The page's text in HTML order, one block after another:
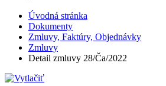
Úvodná stránka
Dokumenty
Zmluvy, Faktúry, Objednávky
Zmluvy
Detail zmluvy 28/Ča/2022